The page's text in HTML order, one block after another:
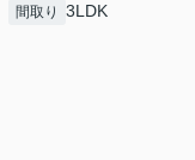
間取り 3LDK